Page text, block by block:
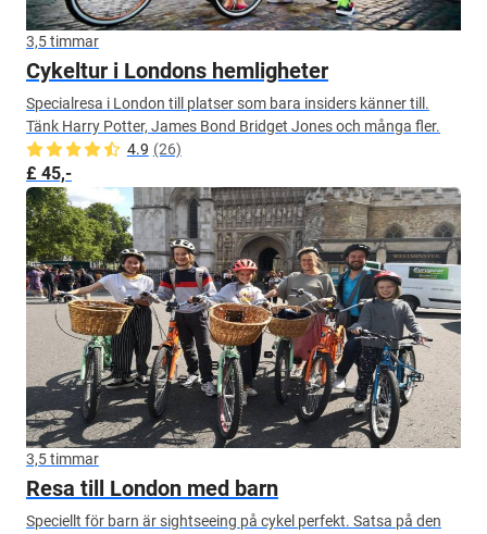
3,5 timmar
Cykeltur i Londons hemligheter
Specialresa i London till platser som bara insiders känner till.
Tänk Harry Potter, James Bond Bridget Jones och många fler.
4.9 (26)
£ 45,-
3,5 timmar
Resa till London med barn
Speciellt för barn är sightseeing på cykel perfekt. Satsa på den